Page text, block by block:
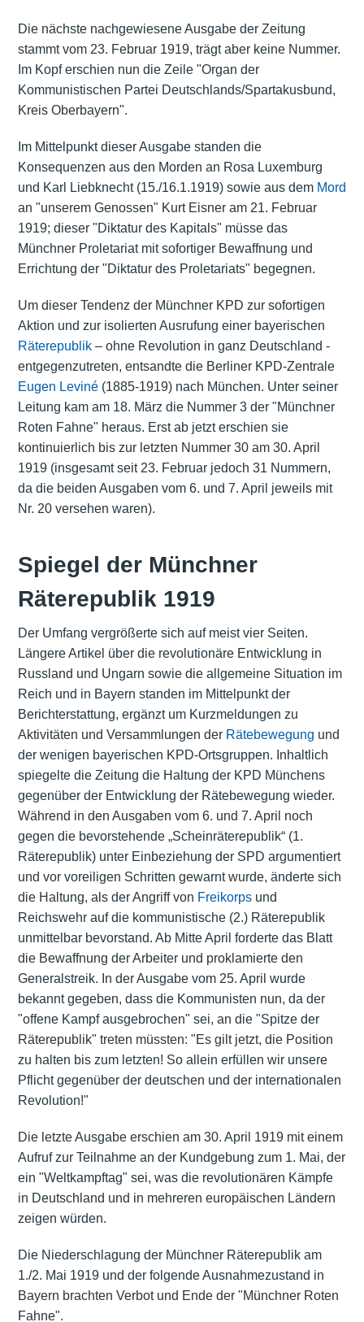
Die nächste nachgewiesene Ausgabe der Zeitung
stammt vom 23. Februar 1919, trägt aber keine Nummer.
Im Kopf erschien nun die Zeile "Organ der
Kommunistischen Partei Deutschlands/Spartakusbund,
Kreis Oberbayern".
Im Mittelpunkt dieser Ausgabe standen die
Konsequenzen aus den Morden an Rosa Luxemburg
und Karl Liebknecht (15./16.1.1919) sowie aus dem Mord
an "unserem Genossen" Kurt Eisner am 21. Februar
1919; dieser "Diktatur des Kapitals" müsse das
Münchner Proletariat mit sofortiger Bewaffnung und
Errichtung der "Diktatur des Proletariats" begegnen.
Um dieser Tendenz der Münchner KPD zur sofortigen
Aktion und zur isolierten Ausrufung einer bayerischen
Räterepublik– ohne Revolution in ganz Deutschland -
entgegenzutreten, entsandte die Berliner KPD-Zentrale
Eugen Leviné(1885-1919) nach München. Unter seiner
Leitung kam am 18. März die Nummer 3 der "Münchner
Roten Fahne" heraus. Erst ab jetzt erschien sie
kontinuierlich bis zur letzten Nummer 30 am 30. April
1919 (insgesamt seit 23. Februar jedoch 31 Nummern,
da die beiden Ausgaben vom 6. und 7. April jeweils mit
Nr. 20 versehen waren).
Spiegel der Münchner
Räterepublik 1919
Der Umfang vergrößerte sich auf meist vier Seiten.
Längere Artikel über die revolutionäre Entwicklung in
Russland und Ungarn sowie die allgemeine Situation im
Reich und in Bayern standen im Mittelpunkt der
Berichterstattung, ergänzt um Kurzmeldungen zu
Aktivitäten und Versammlungen der Rätebewegung und
der wenigen bayerischen KPD-Ortsgruppen. Inhaltlich
spiegelte die Zeitung die Haltung der KPD Münchens
gegenüber der Entwicklung der Rätebewegung wieder.
Während in den Ausgaben vom 6. und 7. April noch
gegen die bevorstehende „Scheinräterepublik“ (1.
Räterepublik) unter Einbeziehung der SPD argumentiert
und vor voreiligen Schritten gewarnt wurde, änderte sich
die Haltung, als der Angriff von Freikorpsund
Reichswehr auf die kommunistische (2.) Räterepublik
unmittelbar bevorstand. Ab Mitte April forderte das Blatt
die Bewaffnung der Arbeiter und proklamierte den
Generalstreik. In der Ausgabe vom 25. April wurde
bekannt gegeben, dass die Kommunisten nun, da der
"offene Kampf ausgebrochen" sei, an die "Spitze der
Räterepublik" treten müssten: "Es gilt jetzt, die Position
zu halten bis zum letzten! So allein erfüllen wir unsere
Pflicht gegenüber der deutschen und der internationalen
Revolution!"
Die letzte Ausgabe erschien am 30. April 1919 mit einem
Aufruf zur Teilnahme an der Kundgebung zum 1. Mai, der
ein "Weltkampftag" sei, was die revolutionären Kämpfe
in Deutschland und in mehreren europäischen Ländern
zeigen würden.
Die Niederschlagung der Münchner Räterepublik am
1./2. Mai 1919 und der folgende Ausnahmezustand in
Bayern brachten Verbot und Ende der "Münchner Roten
Fahne".